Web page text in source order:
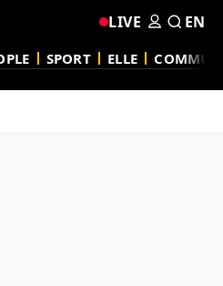
SPORT ELLE
LIVE EN